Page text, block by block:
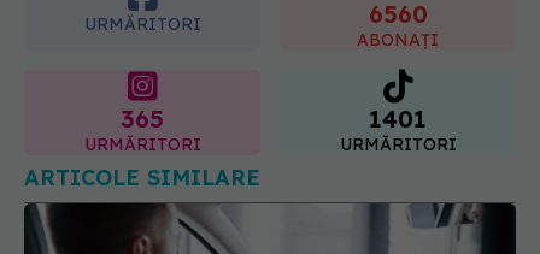
URMĂRITORI
1401
URMĂRITORI
ARTICOLE SIMILARE